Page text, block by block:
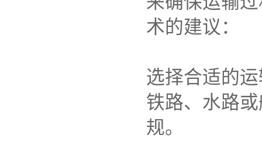
术的建议：
选择合适的
铁路、水路
规。